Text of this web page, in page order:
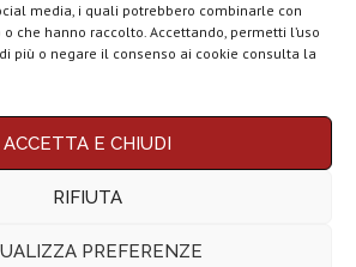
media, i quali potrebbero combinarle con
che hanno raccolto. Accettando, permetti l’uso
più o negare il consenso ai cookie consulta la
ACCETTA E CHIUDI
RIFIUTA
PREFERENZE
Disclaimer Privacy policy
una testata giornalistica in quanto viene aggiornato
un programma che eroga ai siti una commissione
rinnova
è il